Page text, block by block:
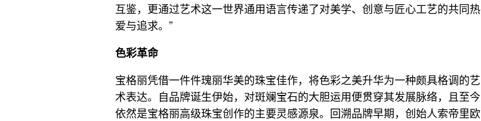
互鉴，更通过艺术这一世界通用语言传递了对美学、创意与匠心工艺的共同热
爱与追求。”
色彩革命
宝格丽凭借一件件瑰丽华美的珠宝佳作，将色彩之美升华为一种颇具格调的艺
术表达。自品牌诞生伊始，对斑斓宝石的大胆运用便贯穿其发展脉络，且至今
依然是宝格丽高级珠宝创作的主要灵感源泉。回溯品牌早期，创始人索帝里欧